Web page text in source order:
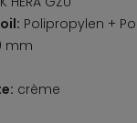
Polipropylen +
mm
crème